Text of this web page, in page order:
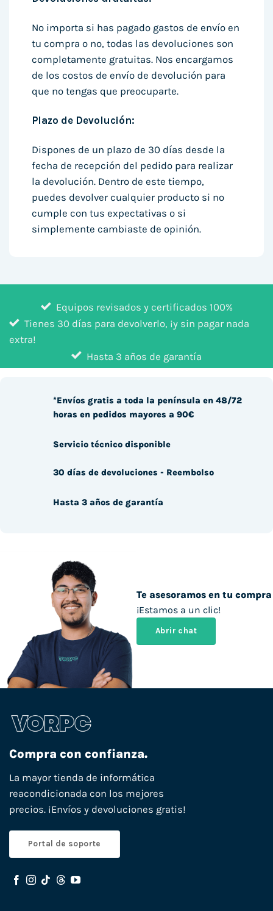
No importa si has pagado gastos de envío en
tu compra o no, todas las devoluciones son
completamente gratuitas. Nos encargamos
de los costos de envío de devolución para
que no tengas que preocuparte.
Plazo de Devolución:
Dispones de un plazo de 30 días desde la
fecha de recepción del pedido para realizar
la devolución. Dentro de este tiempo,
puedes devolver cualquier producto si no
cumple con tus expectativas o si
simplemente cambiaste de opinión.
Equipos revisados y certificados 100%
Tienes 30 días para devolverlo, ¡y sin pagar nada
extra!
Hasta 3 años de garantía
Te asesoramos en tu compra
¡Estamos a un clic!
Abrir chat
*Envíos gratis a toda la península en 48/72
horas en pedidos mayores a 90€
Servicio técnico disponible
30 días de devoluciones - Reembolso
Hasta 3 años de garantía
Compra con confianza.
La mayor tienda de informática
reacondicionada con los mejores
precios. ¡Envíos y devoluciones gratis!
Portal de soporte